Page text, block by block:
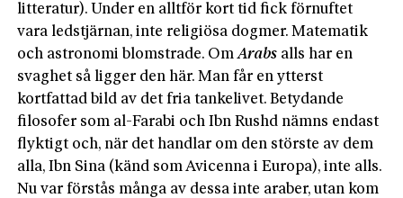
litteratur). Under en alltför kort tid fick förnuftet
vara ledstjärnan, inte religiösa dogmer. Matematik
och astronomi blomstrade. OmArabs alls har en
svaghet så ligger den här. Man får en ytterst
kortfattad bild av det fria tankelivet. Betydande
filosofer som al-Farabi och Ibn Rushd nämns endast
flyktigt och, när det handlar om den störste av dem
alla, Ibn Sina (känd som Avicenna i Europa), inte alls.
Nu var förstås många av dessa inte araber, utan kom